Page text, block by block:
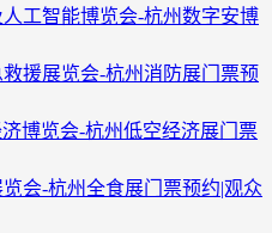
工智能博览会-杭州数字安博
援展览会-杭州消防展门票预
博览会-杭州低空经济展门票
会-杭州全食展门票预约|观众